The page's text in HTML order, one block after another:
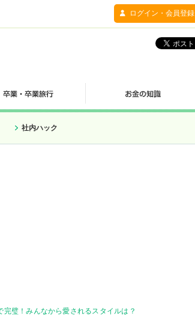
ログイン・会員登録
社内ハック
璧！みんなから愛されるスタイルは？